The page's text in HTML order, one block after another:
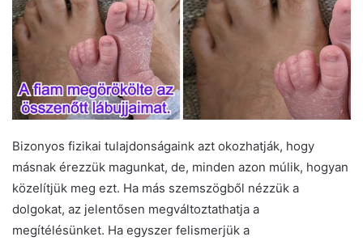
Bizonyos fizikai tulajdonságaink azt okozhatják, hogy
másnak érezzük magunkat, de, minden azon múlik, hogyan
közelítjük meg ezt. Ha más szemszögből nézzük a
dolgokat, az jelentősen megváltoztathatja a
megítélésünket. Ha egyszer felismerjük a